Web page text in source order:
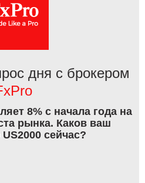
дня с брокером
8% с начала года на
рынка. Каков ваш
сейчас?